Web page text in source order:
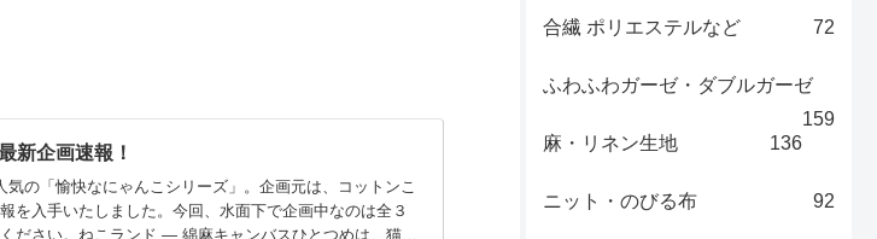
新企画速報！
の「愉快なにゃんこシリーズ」。企画元は、コットンこ
を入手いたしました。今回、水面下で企画中なのは全３
ださい。ねこランド ― 綿麻キャンバスひとつめは、猫さ
合繊 ポリエステルなど 72
ふわふわガーゼ・ダブルガーゼ
159
麻・リネン生地
136
ニット・のびる布 92